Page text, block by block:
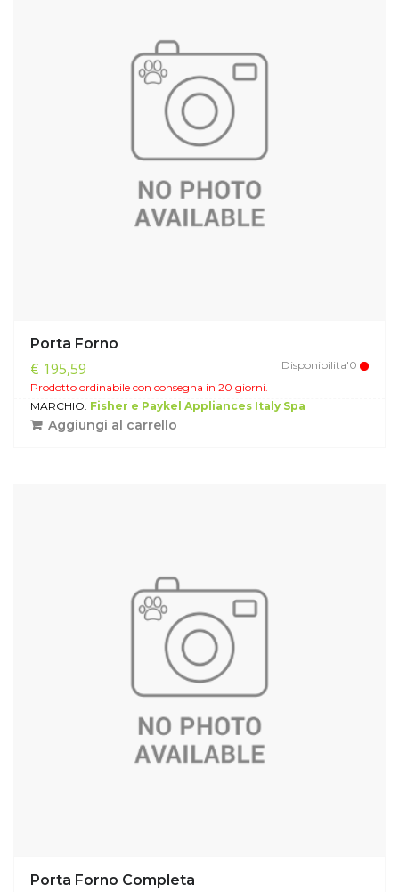
Porta Forno
€ 195,59
Disponibilita'0
Prodotto ordinabile con consegna in 20 giorni.
MARCHIO: Fisher e Paykel Appliances Italy Spa
Aggiungi al carrello
Porta Forno Completa